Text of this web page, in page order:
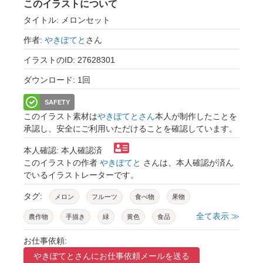
このイラストについて
タイトル: メロンセット
作者: やきぽてと さん
イラストのID: 27628301
ダウンロード: 1回
SAFETY
このイラスト素材はやきぽてとさん本人が制作したことを
承認し、安全にご利用いただけることを確認しています。
本人確認: 本人確認済
このイラストの作者 やきぽてと さんは、本人確認が済ん
でいるイラストレーターです。
タグ: メロン フルーツ 食べ物 果物
農作物 手描き 緑 黄色 食品
セット
ベクター
全て表示 ≫
お仕事依頼:
やきぽてとさんにお仕事依頼メールを送る